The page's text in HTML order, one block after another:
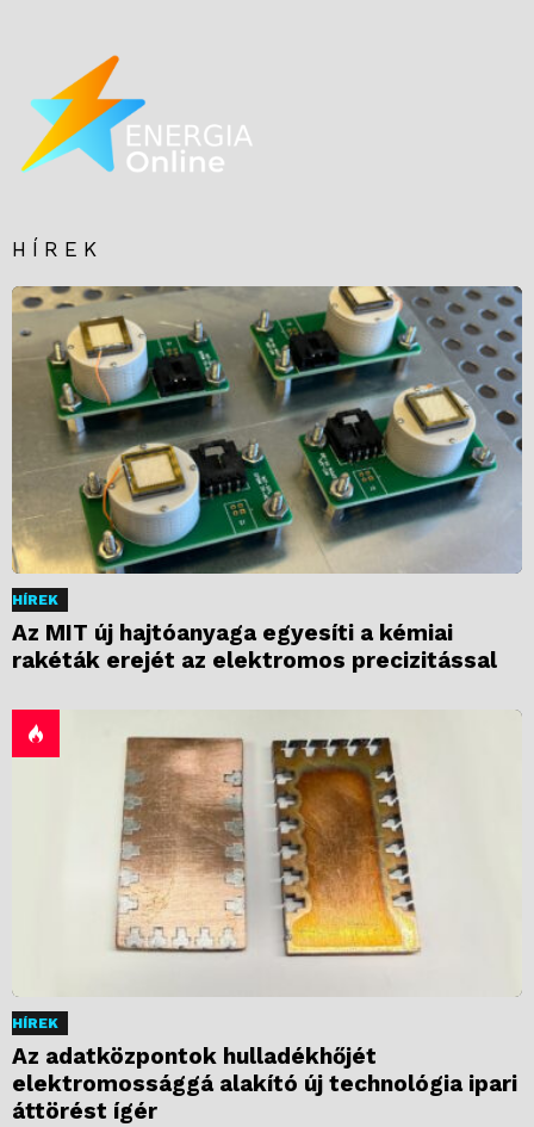
HÍREK
HÍREK
Az MIT új hajtóanyaga egyesíti a kémiai
rakéták erejét az elektromos precizitással
HÍREK
Az adatközpontok hulladékhőjét
elektromossággá alakító új technológia ipari
áttörést ígér